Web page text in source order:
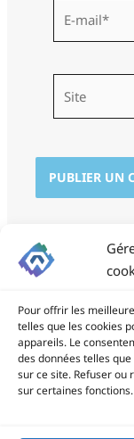
Pour offrir les
telles que les cookies
appareils. Le
des données telles
sur ce site. Refuser
sur certaines fonctions.
mail*